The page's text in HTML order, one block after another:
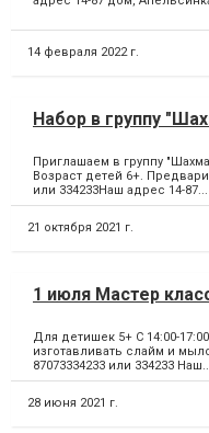
14 февраля 2022 г.
Набор в группу
Приглашаем в группу
Возраст детей 6+.
или 334233Наш адрес 14-87...
21 октября 2021 г.
1 июля Мастер
Для детишек 5+ С 14:00-
изготавливать слайм и
87073334233 или 334233
28 июня 2021 г.